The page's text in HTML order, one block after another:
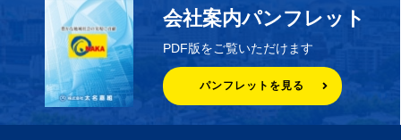
会社案内パンフレット
PDF版をご覧いただけます
パンフレットを見る